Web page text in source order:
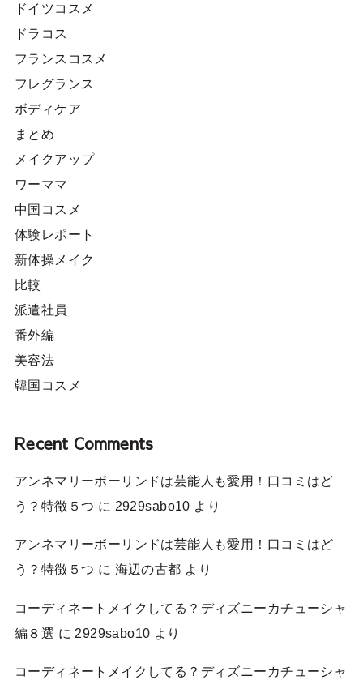
ドイツコスメ
ドラコス
フランスコスメ
フレグランス
ボディケア
まとめ
メイクアップ
ワーママ
中国コスメ
体験レポート
新体操メイク
比較
派遣社員
番外編
美容法
韓国コスメ
Recent Comments
アンネマリーボーリンドは芸能人も愛用！口コミはど
う？特徴５つ に 2929sabo10 より
アンネマリーボーリンドは芸能人も愛用！口コミはど
う？特徴５つ に 海辺の古都 より
コーディネートメイクしてる？ディズニーカチューシャ
編８選 に 2929sabo10 より
コーディネートメイクしてる？ディズニーカチューシャ